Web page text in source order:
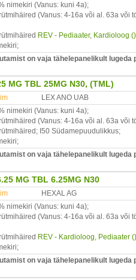
nimekiri (Vanus: kuni 4a);
(Vanus: 4-16a või al. 63a või
REV - Pediaater, Kardioloog ()
;
on vaja tähelepanelikult
MG TBL 25MG N30, (TML)
LEX ANO UAB
nimekiri (Vanus: kuni 4a);
(Vanus: 4-16a või al. 63a või
; I50 Südamepuudulikkus;
;
on vaja tähelepanelikult
MG TBL 6.25MG N30
HEXAL AG
nimekiri (Vanus: kuni 4a);
(Vanus: 4-16a või al. 63a või
REV - Kardioloog, Pediaater ()
;
on vaja tähelepanelikult